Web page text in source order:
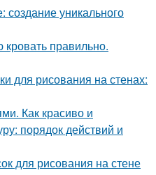
создание уникального
правильно.
для рисования на стенах:
Как красиво и
порядок действий и
для рисования на стене